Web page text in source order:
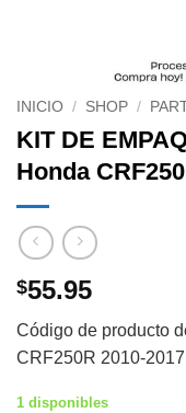
INICIO / SHOP /
KIT DE
Honda
$55.95
Código de producto
CRF250R 2010-2017
1 disponibles